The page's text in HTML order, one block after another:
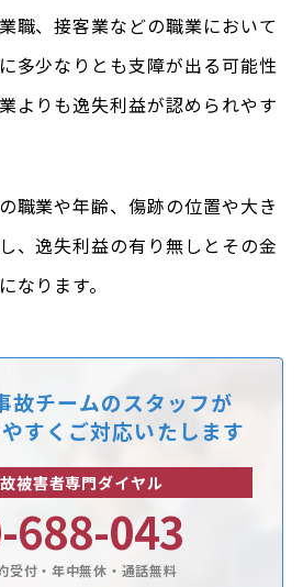
職、接客業などの職業において
多少なりとも支障が出る可能性
よりも逸失利益が認められやす
職業や年齢、傷跡の位置や大き
、逸失利益の有り無しとその金
なります。
故チームのスタッフが
すくご対応いたします
被害者専門ダイヤル
688-043
受付・年中無休・通話無料